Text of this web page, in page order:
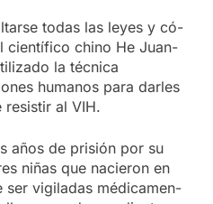
to­das las le­yes y có­
cien­tí­fi­co chino He Juan­
la téc­ni­ca
hu­ma­nos para dar­les
re­sis­tir al VIH.
años de pri­sión por su
ni­ñas que na­cie­ron en
ser vi­gi­la­das mé­di­ca­men­